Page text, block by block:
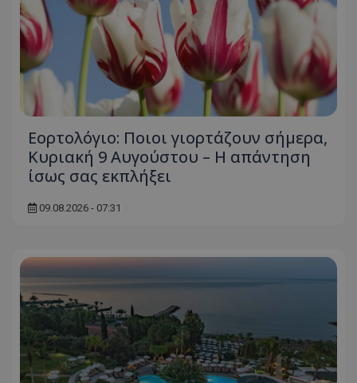
Εορτολόγιο: Ποιοι γιορτάζουν σήμερα,
Κυριακή 9 Αυγούστου – Η απάντηση
ίσως σας εκπλήξει
09.08.2026 - 07:31